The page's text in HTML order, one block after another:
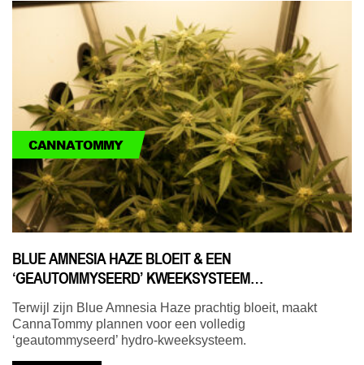
CANNATOMMY
BLUE AMNESIA HAZE BLOEIT & EEN
‘GEAUTOMMYSEERD’ KWEEKSYSTEEM…
Terwijl zijn Blue Amnesia Haze prachtig bloeit, maakt
CannaTommy plannen voor een volledig
‘geautommyseerd’ hydro-kweeksysteem.